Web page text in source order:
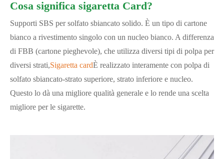
Cosa significa sigaretta Card?
Supporti SBS per solfato sbiancato solido. È un tipo di cartone
bianco a rivestimento singolo con un nucleo bianco. A differenza
di FBB (cartone pieghevole), che utilizza diversi tipi di polpa per
diversi strati,Sigaretta cardÈ realizzato interamente con polpa di
solfato sbiancato-strato superiore, strato inferiore e nucleo.
Questo lo dà una migliore qualità generale e lo rende una scelta
migliore per le sigarette.